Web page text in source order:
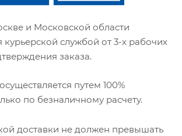
и Московской области
курьерской службой от 3-х рабочих
заказа.
путем 100%
по безналичному расчету.
доставки не должен превышать